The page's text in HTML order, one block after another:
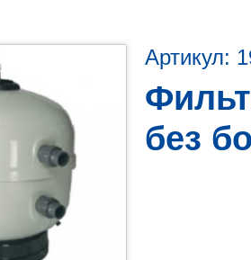
Артикул:
без